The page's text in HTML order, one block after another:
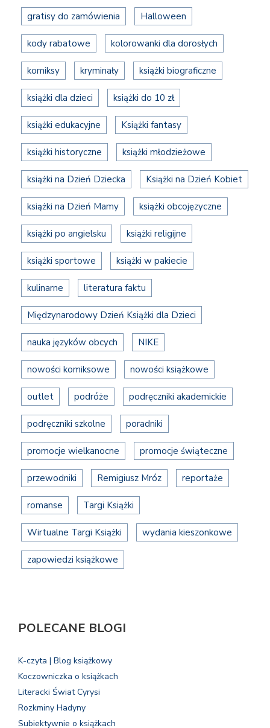
gratisy do zamówienia Halloween
kody rabatowe kolorowanki dla dorosłych
komiksy kryminały książki biograficzne
książki dla dzieci książki do 10 zł
książki edukacyjne Książki fantasy
książki historyczne książki młodzieżowe
książki na Dzień Dziecka Książki na Dzień Kobiet
książki na Dzień Mamy książki obcojęzyczne
książki po angielsku książki religijne
książki sportowe książki w pakiecie
kulinarne literatura faktu
Międzynarodowy Dzień Książki dla Dzieci
nauka języków obcych NIKE
nowości komiksowe nowości książkowe
outlet podróże podręczniki akademickie
podręczniki szkolne poradniki
promocje wielkanocne promocje świąteczne
przewodniki Remigiusz Mróz reportaże
romanse Targi Książki
Wirtualne Targi Książki wydania kieszonkowe
zapowiedzi książkowe
POLECANE BLOGI
K-czyta | Blog książkowy
Koczowniczka o książkach
Literacki Świat Cyrysi
Rozkminy Hadyny
Subiektywnie o książkach